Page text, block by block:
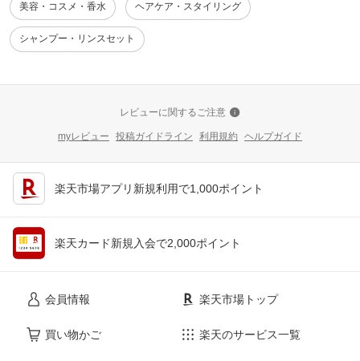
美容・コスメ・香水 ヘアケア・スタイリング
シャンプー・リンスセット
レビューに関するご注意
myレビュー 投稿ガイドライン 利用規約 ヘルプガイド
楽天市場アプリ新規利用で1,000ポイント
楽天カード新規入会で2,000ポイント
会員情報
買い物かご
楽天市場トップ
楽天のサービス一覧